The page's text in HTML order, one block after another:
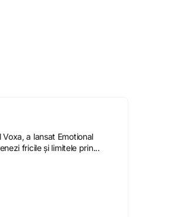
a lansat Emotional
fricile și limitele prin...